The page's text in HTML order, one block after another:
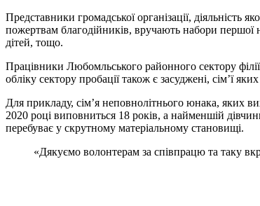
Представники громадської організації,
пожертвам благодійників, вручають набори першої
дітей, тощо.
Працівники Любомльського районного сектору
обліку сектору пробації також є засуджені, сім’ї
Для прикладу, сім’я неповнолітнього юнака, яких
2020 році виповниться 18 років, а найменшій
перебуває у скрутному матеріальному становищі.
«Дякуємо волонтерам за співпрацю та таку